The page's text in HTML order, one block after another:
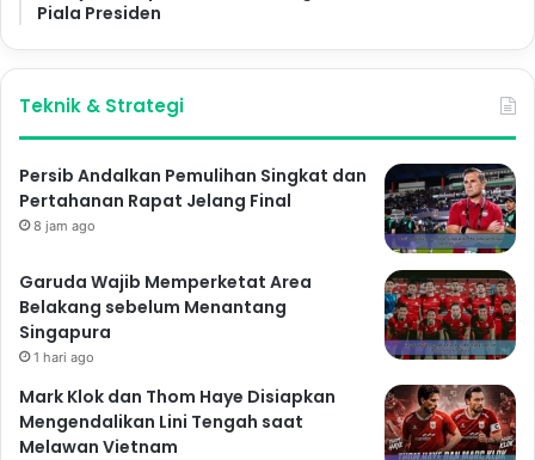
Piala Presiden
Teknik & Strategi
Persib Andalkan Pemulihan Singkat dan
Pertahanan Rapat Jelang Final
8 jam ago
Garuda Wajib Memperketat Area
Belakang sebelum Menantang
Singapura
1 hari ago
Mark Klok dan Thom Haye Disiapkan
Mengendalikan Lini Tengah saat
Melawan Vietnam